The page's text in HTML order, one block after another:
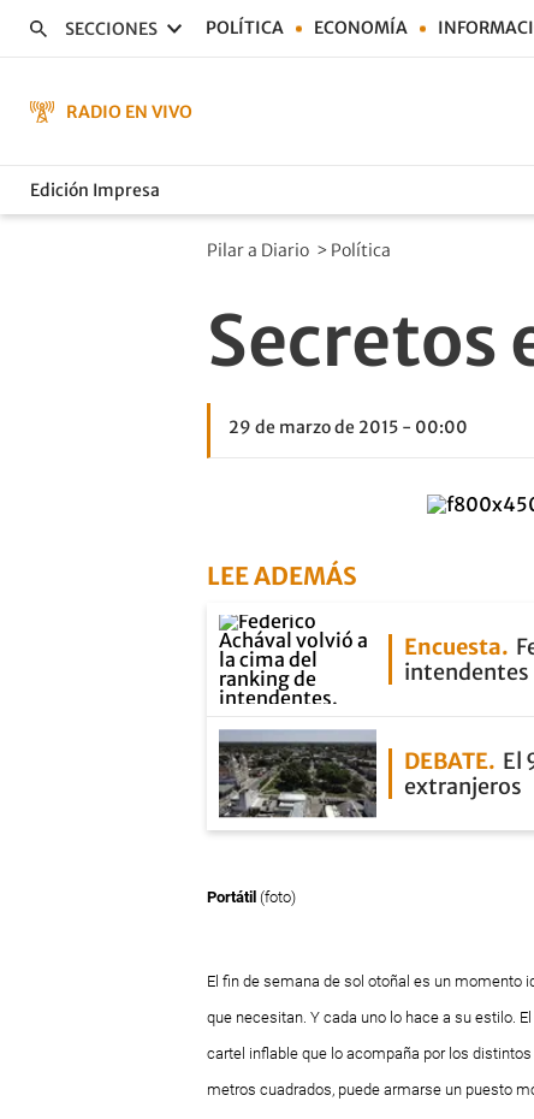
SECCIONES POLÍTICA ECONOMÍA
RADIO EN VIVO
Edición Impresa
Pilar a Diario > Política
Secretos
29 de marzo de 2015 - 00:00
LEE ADEMÁS
Encuesta
intendentes
DEBATE El
extranjeros
Portátil (foto)
El fin de semana de sol otoñal es un momento
que necesitan. Y cada uno lo hace a su estilo.
cartel inflable que lo acompaña por los
metros cuadrados, puede armarse un puesto